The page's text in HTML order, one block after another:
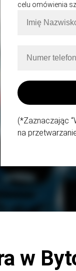
celu omówienia
(*Zaznaczając
na
w